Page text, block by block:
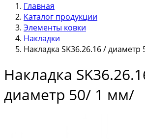
Главная
Каталог продукции
Элементы ковки
Накладки
Накладка SK36.26.16 /
Накладка
диаметр 50/ 1 мм/